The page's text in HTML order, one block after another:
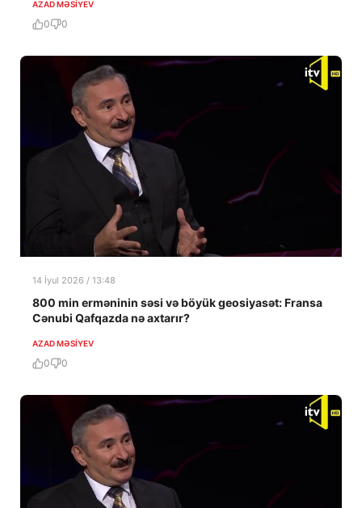
AZAD MƏSIYEV
0 0
14 İyul 2026 / 13:48
800 min erməninin səsi və böyük geosiyasət: Fransa
Cənubi Qafqazda nə axtarır?
AZAD MƏSIYEV
0 0